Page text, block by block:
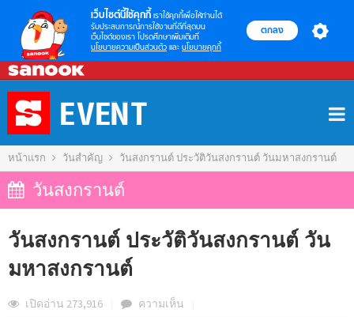
เว็บไซต์นี้ใช้คุกกี้ เราใช้คุกกี้เพื่อให้ท่านได้
รับประสบการณ์การใช้งานที่ดีที่สุดบน
เว็บไซต์ของเรา โปรดศึกษาเพิ่มเติมที่
นโยบายความเป็นส่วนตัว และ นโยบายคุกกี้
ตกลง
Skip
content
หน้าแรก วันสำคัญ วันสงกรานต์ ประวัติวันสงกรานต์ วันมหาสงกรานต์
วันสงกรานต์
วันสงกรานต์ ประวัติวันสงกรานต์ วัน
มหาสงกรานต์
เปิดอ่าน 273,916 ความเห็น